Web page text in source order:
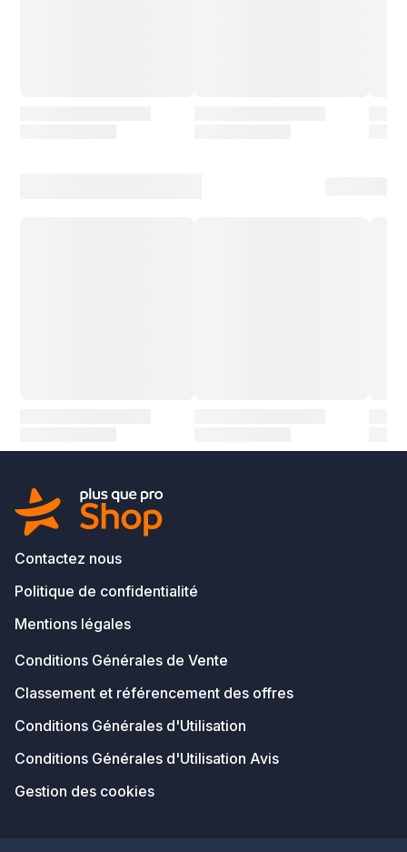
Contactez nous
Politique de confidentialité
Mentions légales
Conditions Générales de Vente
Classement et référencement des offres
Conditions Générales d'Utilisation
Conditions Générales d'Utilisation Avis
Gestion des cookies